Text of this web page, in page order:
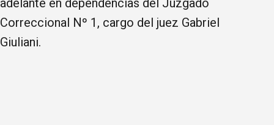
adelante en dependencias del Juzgado
Correccional Nº 1, cargo del juez Gabriel
Giuliani.